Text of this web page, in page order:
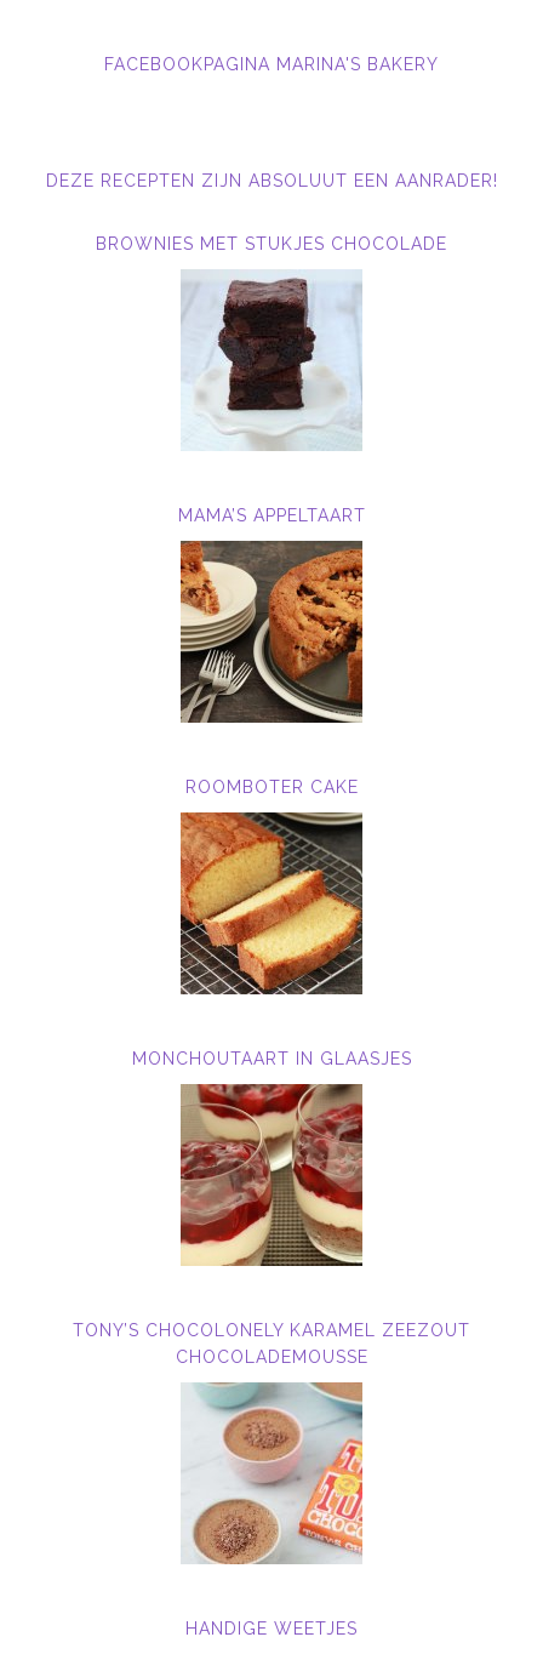
FACEBOOKPAGINA MARINA'S BAKERY
DEZE RECEPTEN ZIJN ABSOLUUT EEN AANRADER!
BROWNIES MET STUKJES CHOCOLADE
MAMA’S APPELTAART
ROOMBOTER CAKE
MONCHOUTAART IN GLAASJES
TONY’S CHOCOLONELY KARAMEL ZEEZOUT
CHOCOLADEMOUSSE
HANDIGE WEETJES